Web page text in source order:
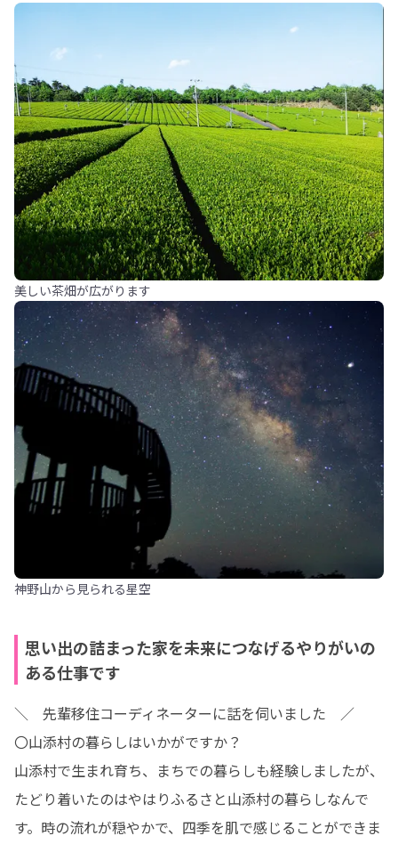
美しい茶畑が広がります
神野山から見られる星空
思い出の詰まった家を未来につなげるやりがいの
ある仕事です
＼　先輩移住コーディネーターに話を伺いました　／
〇山添村の暮らしはいかがですか？
山添村で生まれ育ち、まちでの暮らしも経験しましたが、
たどり着いたのはやはりふるさと山添村の暮らしなんで
す。時の流れが穏やかで、四季を肌で感じることができま